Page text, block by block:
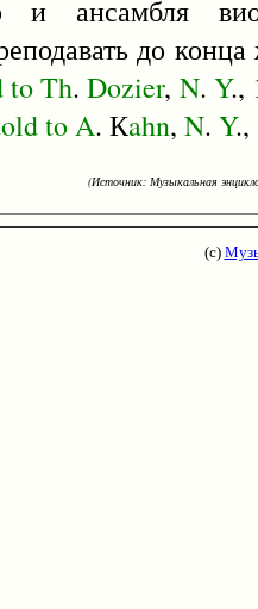
и ансамбля
до
toTh.Dozier, N. Y.,
toA. Кahn, N. Y.,
(Источник: Музыкальная
(с)